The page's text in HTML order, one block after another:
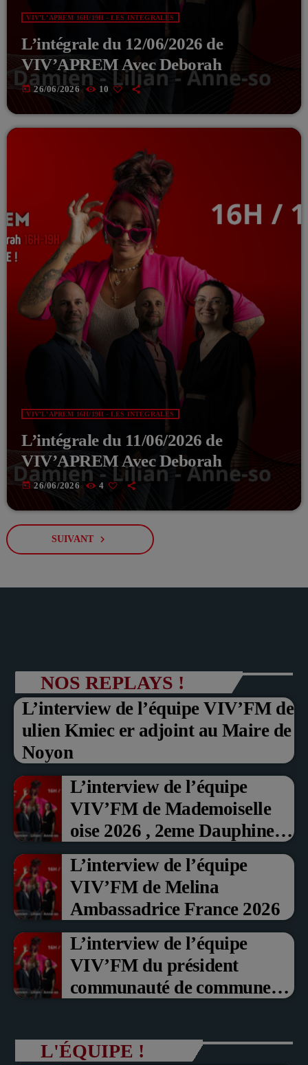
VIV'L'APREM 16H/19H - LES INTÉGRALES
L’intégrale du 12/06/2026 de
VIV’APREM Avec Deborah
today 26/06/2026 10
VIV'L'APREM 16H/19H - LES INTÉGRALES
L’intégrale du 11/06/2026 de
VIV’APREM Avec Deborah
today 26/06/2026 4
SUIVANT navigate_next
NOS REPLAYS !
L’interview de l’équipe VIV’FM de
ulien Kmiec er adjoint au Maire de
Noyon
L’interview de l’équipe
VIV’FM de Mademoiselle
oise 2026 , 2eme Dauphine et
Prix du Public , Marche aux
fruits rouge Noyon 2026
L’interview de l’équipe
VIV’FM de Melina
Ambassadrice France 2026
L’interview de l’équipe
VIV’FM du président
communauté de communes
président com de com
L'ÉQUIPE !